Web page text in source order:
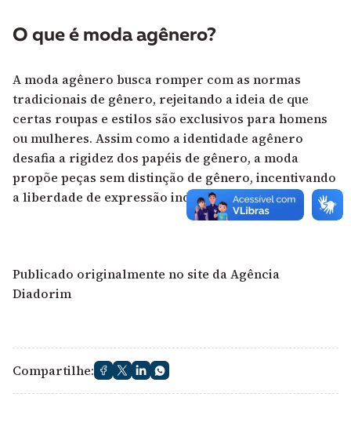
O que é moda agênero?
A moda agênero busca romper com as normas
tradicionais de gênero, rejeitando a ideia de que
certas roupas e estilos são exclusivos para homens
ou mulheres. Assim como a identidade agênero
desafia a rigidez dos papéis de gênero, a moda
propõe peças sem distinção de gênero, incentivando
a liberdade de expressão individual.
Publicado originalmente no site da Agência
Diadorim
Compartilhe: